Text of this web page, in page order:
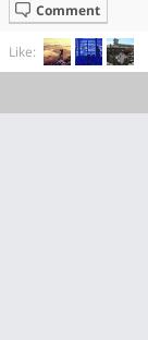
Comment
Like: